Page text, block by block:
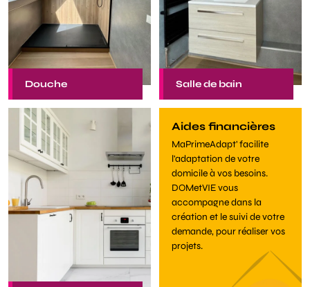
Douche Salle de bain
Aides financières
MaPrimeAdapt' facilite
l'adaptation de votre
domicile à vos besoins.
DOMetVIE vous
accompagne dans la
création et le suivi de votre
demande, pour réaliser vos
projets.